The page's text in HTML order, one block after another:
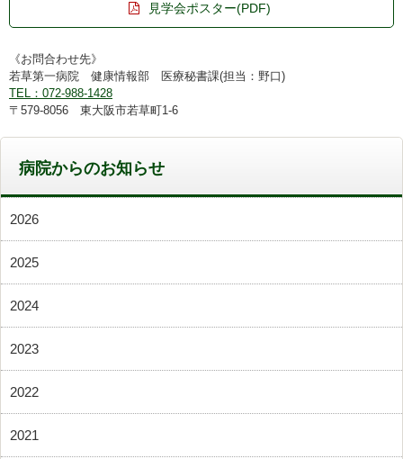
見学会ポスター(PDF)
《お問合わせ先》
若草第一病院 健康情報部 医療秘書課(担当：野口)
TEL：072-988-1428
〒579-8056 東大阪市若草町1-6
病院からのお知らせ
2026
2025
2024
2023
2022
2021